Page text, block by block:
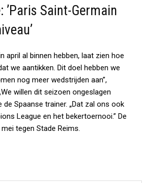
’Paris Saint-Germain
april al binnen hebben, laat zien hoe
we aantikken. Dit doel hebben we
nog meer wedstrijden aan”,
willen dit seizoen ongeslagen
de Spaanse trainer. „Dat zal ons ook
League en het bekertoernooi.” De
tegen Stade Reims.